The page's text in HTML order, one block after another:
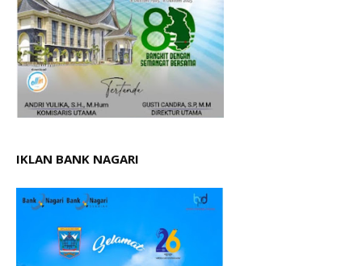
IKLAN BANK NAGARI